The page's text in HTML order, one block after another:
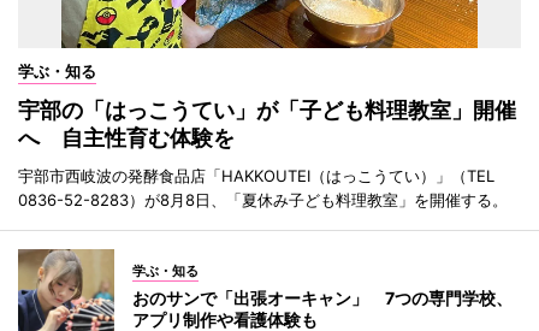
学ぶ・知る
宇部の「はっこうてい」が「子ども料理教室」開催
へ 自主性育む体験を
宇部市西岐波の発酵食品店「HAKKOUTEI（はっこうてい）」（TEL
0836-52-8283）が8月8日、「夏休み子ども料理教室」を開催する。
学ぶ・知る
おのサンで「出張オーキャン」 7つの専門学校、
アプリ制作や看護体験も